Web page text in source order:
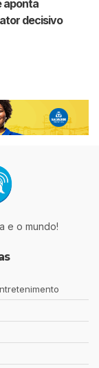
aponta
decisivo
e o mundo!